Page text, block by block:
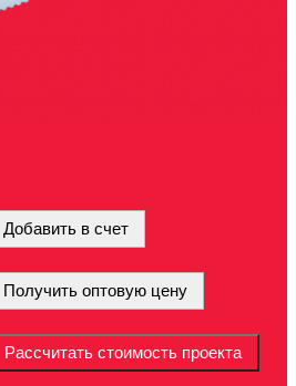
Добавить в счет
Получить оптовую цену
Рассчитать стоимость проекта